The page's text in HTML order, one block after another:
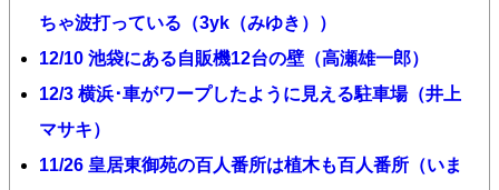
ちゃ波打っている（3yk（みゆき））
12/10 池袋にある自販機12台の壁（高瀬雄一郎）
12/3 横浜･車がワープしたように見える駐車場（井上
マサキ）
11/26 皇居東御苑の百人番所は植木も百人番所（いま